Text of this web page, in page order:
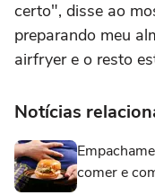
certo", disse ao
preparando meu
airfryer e o resto
Notícias
comer e